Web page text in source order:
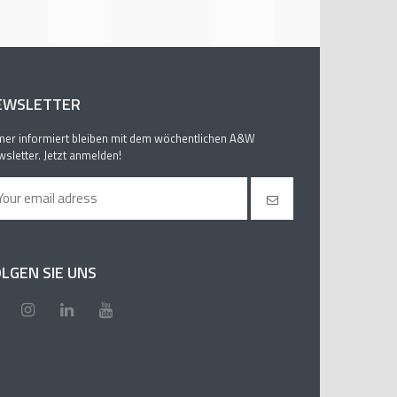
informiert bleiben mit dem wöchentlichen A&W
Jetzt anmelden!
SIE UNS